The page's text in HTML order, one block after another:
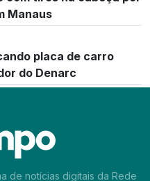
Manaus
placa de carro
do Denarc
de notícias digitais da Rede